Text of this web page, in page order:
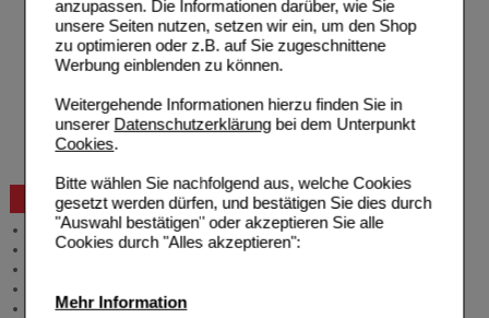
anzupassen. Die Informationen darüber, wie Sie
unsere Seiten nutzen, setzen wir ein, um den Shop
zu optimieren oder z.B. auf Sie zugeschnittene
Werbung einblenden zu können.
Weitergehende Informationen hierzu finden Sie in
unserer Datenschutzerklärungbei dem Unterpunkt
Cookies.
Bitte wählen Sie nachfolgend aus, welche Cookies
gesetzt werden dürfen, und bestätigen Sie dies durch
"Auswahl bestätigen" oder akzeptieren Sie alle
Cookies durch "Alles akzeptieren":
Mehr Information
Zahlungsmöglichkeiten
Rezepte einlösen
Freiumschläge anfordern
Freiumschläge downloaden
Reklamation
Widerrufsformular
Beratung und Service
Allgemeine Information
Produktberatung
Angebote & Downloads